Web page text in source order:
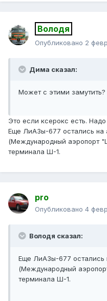
Володя
Опубликовано 2
Дима сказал:
Может с этими замутить?
Это если ксерокс есть.
Еще ЛиАЗы-677 остались
(Международный аэропорт
терминала Ш-1.
pro
Опубликовано 4
Володя сказал:
Еще ЛиАЗы-677
(Международный
терминала Ш-1.